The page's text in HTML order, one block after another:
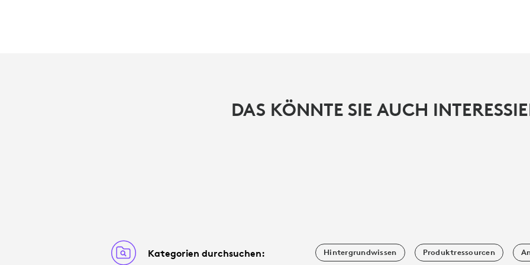
DAS KÖNNTE SIE AUCH
Kategorien durchsuchen: Hintergrundwissen Produktressourcen